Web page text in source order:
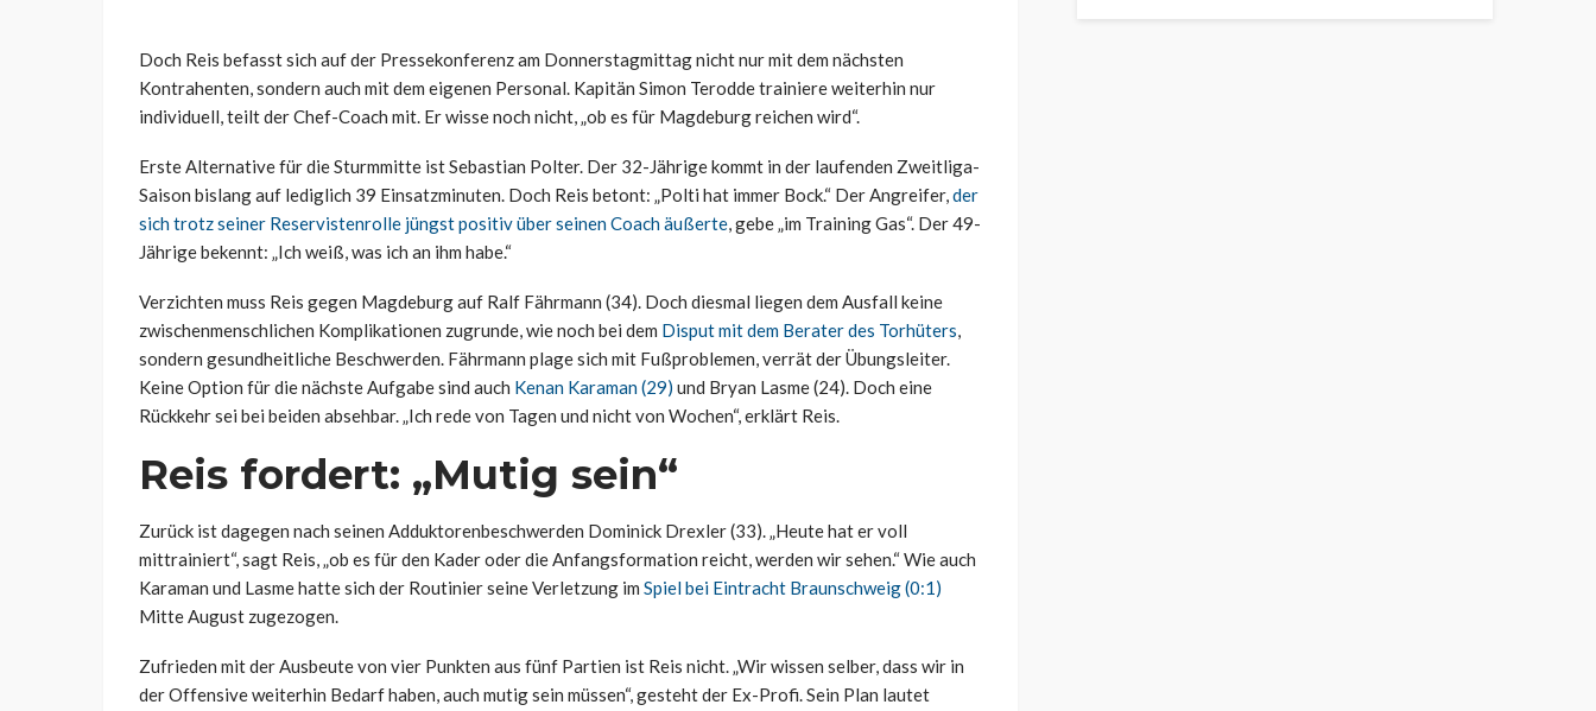
Doch Reis befasst sich auf der Pressekonferenz am Donnerstagmittag nicht nur mit dem nächsten
Kontrahenten, sondern auch mit dem eigenen Personal. Kapitän Simon Terodde trainiere weiterhin nur
individuell, teilt der Chef-Coach mit. Er wisse noch nicht, „ob es für Magdeburg reichen wird“.
Erste Alternative für die Sturmmitte ist Sebastian Polter. Der 32-Jährige kommt in der laufenden Zweitliga-
Saison bislang auf lediglich 39 Einsatzminuten. Doch Reis betont: „Polti hat immer Bock.“ Der Angreifer,der
sich trotz seiner Reservistenrolle jüngst positiv über seinen Coach äußerte, gebe „im Training Gas“. Der 49-
Jährige bekennt: „Ich weiß, was ich an ihm habe.“
Verzichten muss Reis gegen Magdeburg auf Ralf Fährmann (34). Doch diesmal liegen dem Ausfall keine
zwischenmenschlichen Komplikationen zugrunde, wie noch bei dem Disput mit dem Berater des Torhüters,
sondern gesundheitliche Beschwerden. Fährmann plage sich mit Fußproblemen, verrät der Übungsleiter.
Keine Option für die nächste Aufgabe sind auch Kenan Karaman (29) und Bryan Lasme (24). Doch eine
Rückkehr sei bei beiden absehbar. „Ich rede von Tagen und nicht von Wochen“, erklärt Reis.
Reis fordert: „Mutig sein“
Zurück ist dagegen nach seinen Adduktorenbeschwerden Dominick Drexler (33). „Heute hat er voll
mittrainiert“, sagt Reis, „ob es für den Kader oder die Anfangsformation reicht, werden wir sehen.“ Wie auch
Karaman und Lasme hatte sich der Routinier seine Verletzung im Spiel bei Eintracht Braunschweig (0:1)
Mitte August zugezogen.
Zufrieden mit der Ausbeute von vier Punkten aus fünf Partien ist Reis nicht. „Wir wissen selber, dass wir in
der Offensive weiterhin Bedarf haben, auch mutig sein müssen“, gesteht der Ex-Profi. Sein Plan lautet